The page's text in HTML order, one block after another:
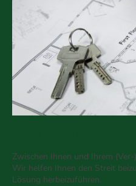
Zwischen Ihnen und Ihrem
Wir helfen Ihnen den Streit
Lösung herbeizuführen.